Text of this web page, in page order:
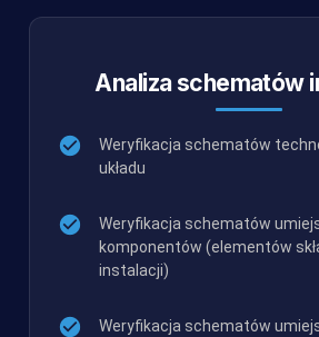
Analiza schematów
Weryfikacja schematów
układu
Weryfikacja schematów
komponentów (elementów
instalacji)
Weryfikacja schematów